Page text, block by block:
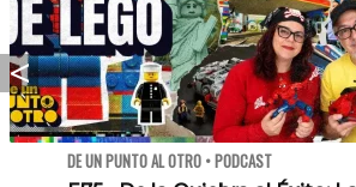
DE UN PUNTO AL OTRO • PODCAST